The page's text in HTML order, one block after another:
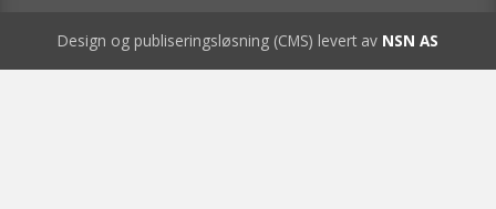
Design og publiseringsløsning (CMS) levert av NSN AS